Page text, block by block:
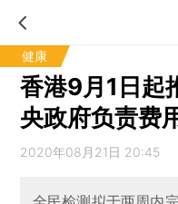
健康
香港9月1日起
央政府负责费
2020年08月21日 20:45